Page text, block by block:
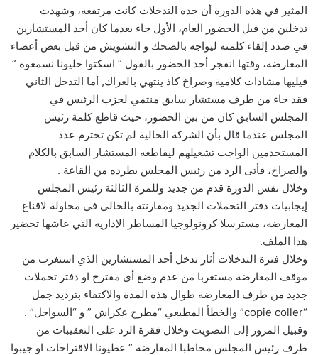
المثير في هذه الدورة أن حدة التدخلات كانت مرتفعة، وشهدت
تدخلين من قبل الحضور العام، الأول جاء بعدما كان أحد المستشارين
في صدد إلقاء كلمته ليواجه بالضحك و التشويش من قبل بعض أعضاء
المعارضة، وقتها انفجر أحد الحضور بالقول ” اسكتوا خليونا نسمعوه ”
فيليها مشادات كلامية وصراخ كاذ ينتهي بالعراك, أما التدخل الثاني
فقد جاء من طرف مستشار سابق منتمي لحزب الرئيس في
المجلس السابق كان من بين الحضور، حيث قاطع كلمة رئيس
المجلس عندما قال بأن الشركة الحالية لم تكن تحترم عدد
المستخدمين الواجب تشغيلهم ليقاطعه المستشار السابق بالكلام
والصراخ، فأتى الرد من رئيس المجلس بطرده من القاعة .
وخلال نفس الدورة قدم من جديد وللمرة الثالثة رئيس المجلس
إيجابيات دفتر التحملات الجديد ومقارنته بالحالي في محاولة لاقناع
المعارضة، مسترسلا كرونولوجيا المساطر الإدارية التي عاشها تحضير
هذا الملف.
وخلال فترة التدخلات أثار تدخل أحد المستشارين الذي استغرب من
موقف المعارضة مستغربا من عدم وضع أي مقترح او دفتر تحملات
جديد من طرف المعارضة طوال هذه المدة والاكتفاء بترديد جمل
“copie coller” والخطأ المطبعي “مطرح عكراش ” و “السواحل” .
وقبيل المرور إلى التصويت وخلال فقرة الرد على التعقيبات من
طرف رئيس المجلس مخاطبا المعارضة ” عطيونا الاقتراحات او جيبوا